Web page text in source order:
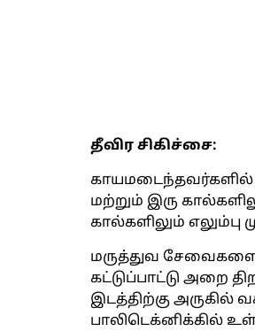
தீவிர சிகிச்சை:
காயமடைந்தவர்களில்
மற்றும் இரு
கால்களிலும் எலும்பு
மருத்துவ சேவைகளை
கட்டுப்பாட்டு அறை
இடத்திற்கு அருகில்
பாலிடெக்னிக்கில்